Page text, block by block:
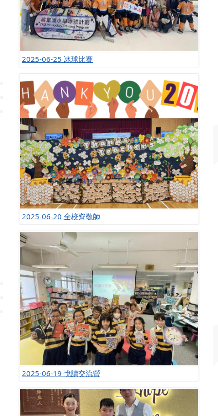
2025-06-25 冰球比賽
2025-06-20 全校齊敬師
2025-06-19 悅讀交流營